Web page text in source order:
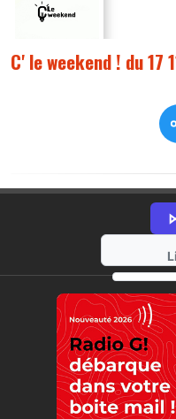
C' le weekend ! du 17